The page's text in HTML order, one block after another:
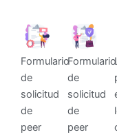
Formulario
de
solicitud
de
peer
Formulario
de
solicitud
de
peer